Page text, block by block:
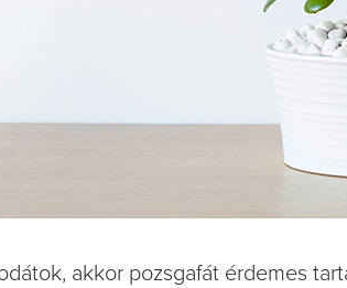
akkor pozsgafát érdemes